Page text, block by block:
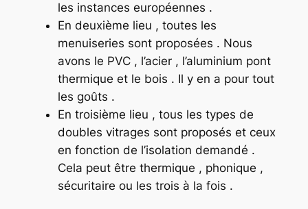
les instances européennes .
En deuxième lieu , toutes les
menuiseries sont proposées . Nous
avons le PVC , l’acier , l’aluminium pont
thermique et le bois . Il y en a pour tout
les goûts .
En troisième lieu , tous les types de
doubles vitrages sont proposés et ceux
en fonction de l’isolation demandé .
Cela peut être thermique , phonique ,
sécuritaire ou les trois à la fois .